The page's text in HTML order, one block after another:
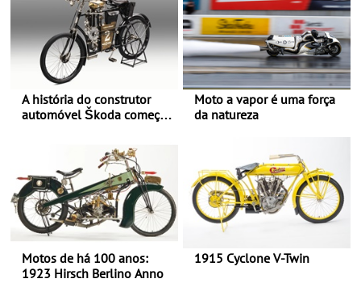
A história do construtor
automóvel Škoda começou
Moto a vapor é uma força
da natureza
Motos de há 100 anos:
1923 Hirsch Berlino Anno
1915 Cyclone V-Twin